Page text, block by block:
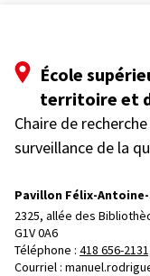
École
territoire et
Chaire de
surveillance de la
Pavillon Félix-
2325, allée des
G1V 0A6
Téléphone : 418 656-
Courriel :